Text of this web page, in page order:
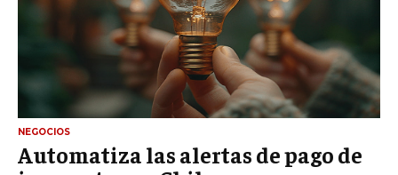
NEGOCIOS
Automatiza las alertas de pago de